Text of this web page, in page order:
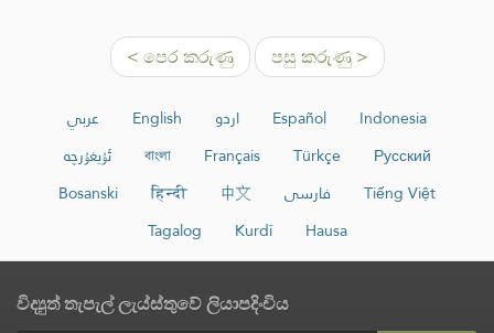
< පෙර කරුණු පසු කරුණු >
عربي English اردو Español
Indonesia
ئۇيغۇرچە
বাংলা Français Türkçe
Русский
Bosanski
हिन्दी 中文 فارسی
Tiếng Việt
Tagalog
Kurdî Hausa
විද්‍යුත් තැපැල් ලැය්ස්තුවේ ලියාපදිංචිය